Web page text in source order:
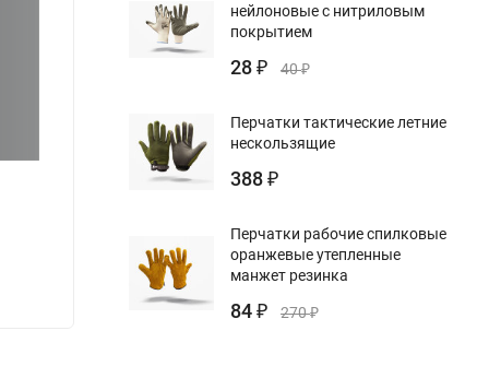
₽
нейлоновые с нитриловым
покрытием
28 ₽ 40₽
Перчатки тактические летние
нескользящие
388 ₽
Перчатки рабочие спилковые
оранжевые утепленные
манжет резинка
84 ₽ 270₽